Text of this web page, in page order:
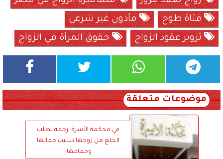
فتاة طوخ
مأذون غير شرعي
تزوير عقود الزواج
حقوق المرأة في الزواج
موضوعات متعلقة
في محكمة الأسرة :رحمة تطلب
الخلع من زوجها بسبب حماتها
وحمامها!